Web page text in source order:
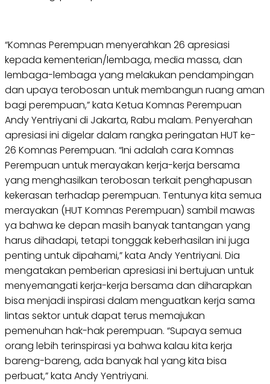
“Komnas Perempuan menyerahkan 26 apresiasi
kepada kementerian/lembaga, media massa, dan
lembaga-lembaga yang melakukan pendampingan
dan upaya terobosan untuk membangun ruang aman
bagi perempuan,” kata Ketua Komnas Perempuan
Andy Yentriyani di Jakarta, Rabu malam. Penyerahan
apresiasi ini digelar dalam rangka peringatan HUT ke-
26 Komnas Perempuan. “Ini adalah cara Komnas
Perempuan untuk merayakan kerja-kerja bersama
yang menghasilkan terobosan terkait penghapusan
kekerasan terhadap perempuan. Tentunya kita semua
merayakan (HUT Komnas Perempuan) sambil mawas
ya bahwa ke depan masih banyak tantangan yang
harus dihadapi, tetapi tonggak keberhasilan ini juga
penting untuk dipahami,” kata Andy Yentriyani. Dia
mengatakan pemberian apresiasi ini bertujuan untuk
menyemangati kerja-kerja bersama dan diharapkan
bisa menjadi inspirasi dalam menguatkan kerja sama
lintas sektor untuk dapat terus memajukan
pemenuhan hak-hak perempuan. “Supaya semua
orang lebih terinspirasi ya bahwa kalau kita kerja
bareng-bareng, ada banyak hal yang kita bisa
perbuat,” kata Andy Yentriyani.